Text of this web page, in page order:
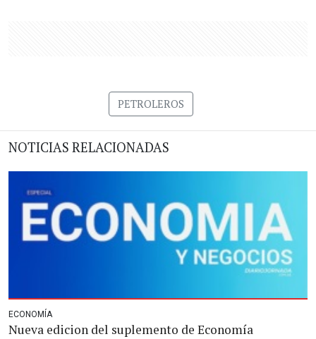
PETROLEROS
NOTICIAS RELACIONADAS
ECONOMÍA
Nueva edicion del suplemento de Economía